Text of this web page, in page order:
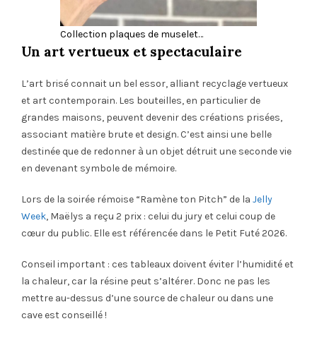
Collection plaques de muselet…
Un art vertueux et spectaculaire
L’art brisé connait un bel essor, alliant recyclage vertueux
et art contemporain. Les bouteilles, en particulier de
grandes maisons, peuvent devenir des créations prisées,
associant matière brute et design. C’est ainsi une belle
destinée que de redonner à un objet détruit une seconde vie
en devenant symbole de mémoire.
Lors de la soirée rémoise “Ramène ton Pitch” de la Jelly
Week, Maëlys a reçu 2 prix : celui du jury et celui coup de
cœur du public. Elle est référencée dans le Petit Futé 2026.
Conseil important : ces tableaux doivent éviter l’humidité et
la chaleur, car la résine peut s’altérer. Donc ne pas les
mettre au-dessus d’une source de chaleur ou dans une
cave est conseillé !